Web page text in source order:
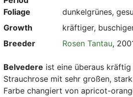
Foliage
dunkelgrünes,
Growth
kräftiger,
Breeder
Rosen Tantau,
Belvedere ist eine überaus
Strauchrose mit sehr großen,
Farbe changiert von apricot-